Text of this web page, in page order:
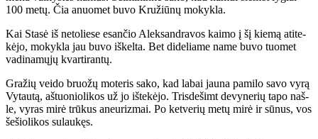
100 me­tų. Čia anuo­met bu­vo Kru­žiū­nų mo­kyk­la.
Kai Sta­sė iš ne­to­lie­se esan­čio Alek­san­dra­vos kai­mo į šį kie­mą ati­te­
kė­jo, mo­kyk­la jau bu­vo iš­kel­ta. Bet di­de­lia­me na­me bu­vo tuo­met
va­di­na­mų­jų kvar­ti­ran­tų.
Gra­žių vei­do bruo­žų mo­te­ris sa­ko, kad la­bai jau­na pa­mi­lo sa­vo vy­rą
Vy­tau­tą, aš­tuo­nio­li­kos už jo iš­te­kė­jo. Tris­de­šimt de­vy­ne­rių ta­po naš­
le, vy­ras mi­rė trū­kus aneu­riz­mai. Po ket­ve­rių me­tų mi­rė ir sū­nus, vos
še­šio­li­kos su­lau­kęs.